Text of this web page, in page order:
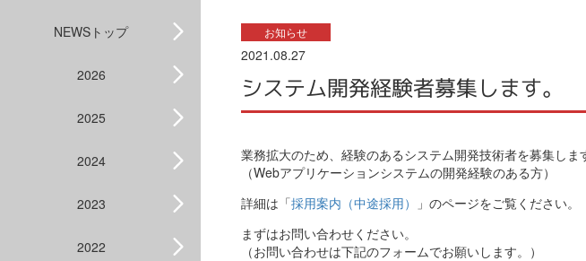
お知らせ
2021.08.27
システム開発経験者募集します。
業務拡大のため、経験のあるシステム開発技術者を募集しま
（Webアプリケーションシステムの開発経験のある方）
詳細は「採用案内（中途採用）
」のページをご覧ください。
まずはお問い合わせください。
（お問い合わせは下記のフォームでお願いします。）
NEWSトップ
2026
2025
2024
2023
2022